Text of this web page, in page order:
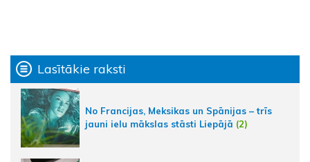
Lasītākie raksti
No Francijas, Meksikas un Spānijas – trīs
jauni ielu mākslas stāsti Liepājā (2)